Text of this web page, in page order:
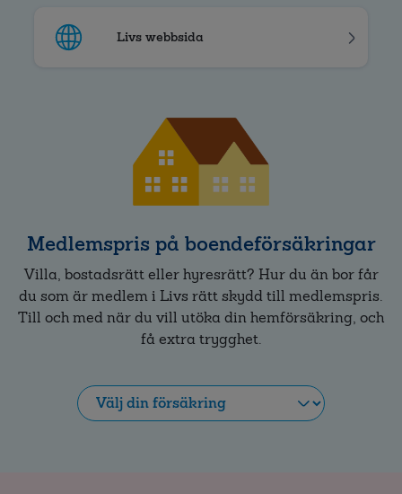
Livs webbsida
Medlemspris på boendeförsäkringar
Villa, bostadsrätt eller hyresrätt? Hur du än bor får
du som är medlem i Livs rätt skydd till medlemspris.
Till och med när du vill utöka din hemförsäkring, och
få extra trygghet.